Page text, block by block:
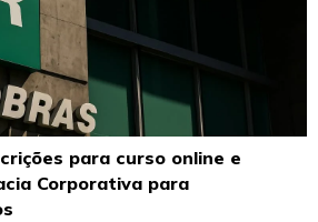
para curso online e
Corporativa para